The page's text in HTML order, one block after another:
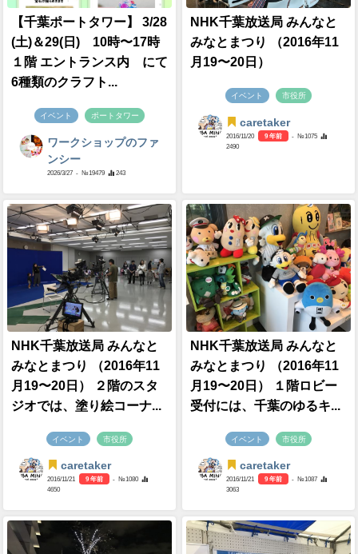
【千葉ポートタワー】 3/28
(土)＆29(日) 10時〜17時
１階 エントランス内 にて
6種類のクラフト...
イベント ポートタワー
ワークショップのファ
ンシー
2026/3/27 - №19479 243
NHK千葉放送局 みんなと
みなとまつり （2016年11
月19〜20日）
イベント 市役所
caretaker
2016/11/20 9 年前
- №1075
2490
NHK千葉放送局 みんなと
みなとまつり （2016年11
月19〜20日） ２階のスタ
ジオでは、塗り絵コーナ...
イベント 市役所
caretaker
2016/11/21 9 年前
- №1080
4650
NHK千葉放送局 みんなと
みなとまつり （2016年11
月19〜20日） １階ロビー
受付には、千葉のゆるキ...
イベント 市役所
caretaker
2016/11/21 9 年前
- №1087
3063